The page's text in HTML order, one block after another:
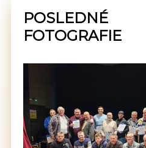
POSLEDNÉ
FOTOGRAFIE